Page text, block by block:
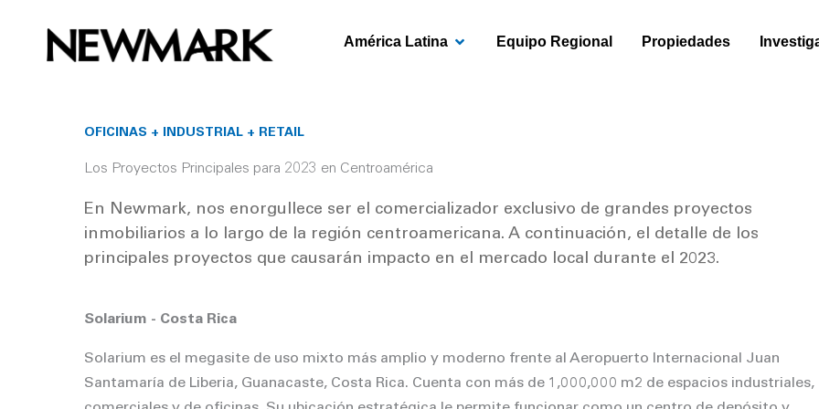
content
América Latina OPEN AMÉRICA LATINA
Equipo Regional Propiedades
OFICINAS + INDUSTRIAL + RETAIL
Los Proyectos Principales para 2023 en Centroamérica
En Newmark, nos enorgullece ser el comercializador exclusivo de grandes proyectos
inmobiliarios a lo largo de la región centroamericana. A continuación, el detalle de los
principales proyectos que causarán impacto en el mercado local durante el 2023.
Solarium - Costa Rica
Solarium es el megasite de uso mixto más amplio y moderno frente al Aeropuerto Internacional Juan
Santamaría de Liberia, Guanacaste, Costa Rica. Cuenta con más de 1,000,000 m2 de espacios industriales,